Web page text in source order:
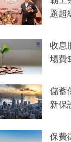
題超
y及
收息
場費
儲蓄
新保
保費